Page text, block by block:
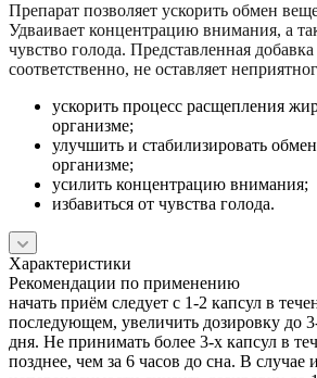
Препарат позволяет ускорить обмен
Удваивает концентрацию внимания, а
чувство голода. Представленная
соответственно, не оставляет
ускорить процесс расщепления
организме;
улучшить и стабилизировать
организме;
усилить концентрацию внимания;
избавиться от чувства голода.
Характеристики
Рекомендации по применению
начать приём следует с 1-2 капсул в
последующем, увеличить дозировку до
дня. Не принимать более 3-х капсул в
позднее, чем за 6 часов до сна. В случае